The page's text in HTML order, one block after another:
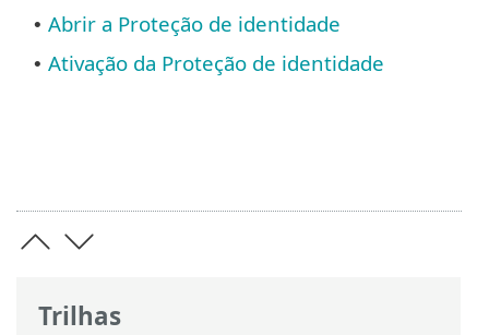
Trilhas
• Abrir a Proteção de identidade
• Ativação da Proteção de identidade